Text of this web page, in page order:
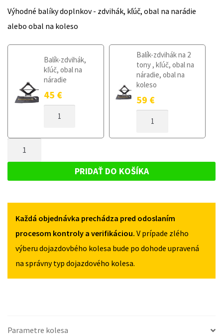
Výhodné balíky doplnkov - zdvihák, kľúč, obal na narádie
alebo obal na koleso
Balík-zdvihák,
kľúč, obal na
náradie
45 €
DOJAZDOVÉ
SKODA
OD
125/70R16
Balík-zdvihák na 2
tony , kľúč, obal na
náradie, obal na
koleso
59 €
DOJAZDOVÉ
OD
2019
SKODA
2019
125/70R16
PRIDAŤ DO KOŠÍKA
Každá objednávka prechádza pred odoslaním
procesom kontroly a verifikáciou. V prípade zlého
výberu dojazdovbého kolesa bude po dohode upravená
na správny typ dojazdového kolesa.
Parametre kolesa